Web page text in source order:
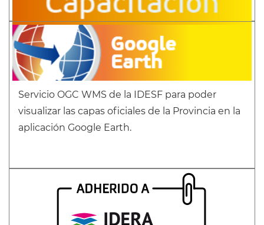
Servicio OGC WMS de la IDESF para poder
visualizar las capas oficiales de la Provincia en la
aplicación Google Earth.